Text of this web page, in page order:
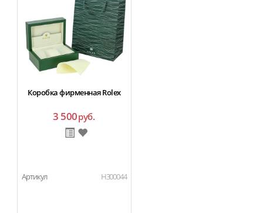
Коробка фирменная Rolex
3 500руб.
Артикул H300044